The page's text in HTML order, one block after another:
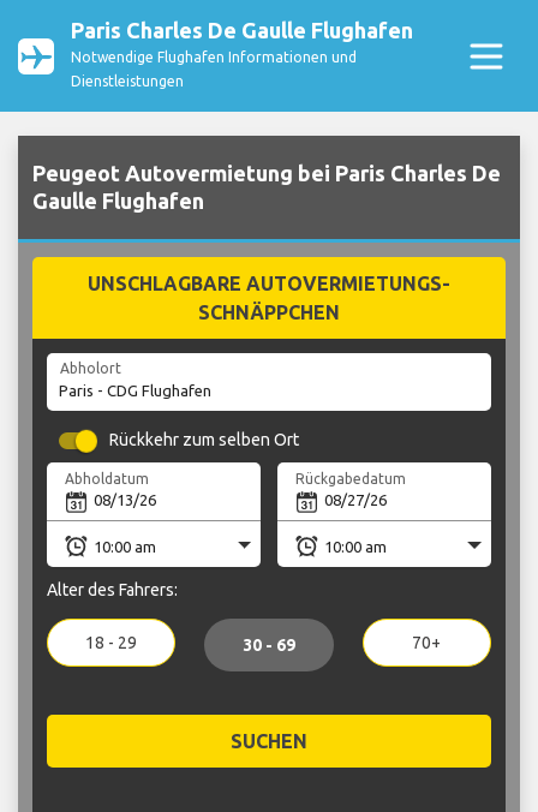
Paris Charles De Gaulle Flughafen
Notwendige Flughafen Informationen und
Dienstleistungen
Peugeot Autovermietung bei Paris Charles De
Gaulle Flughafen
UNSCHLAGBARE AUTOVERMIETUNGS-
SCHNÄPPCHEN
Abholort
Rückkehr zum selben Ort
Abholdatum Rückgabedatum
Alter des Fahrers:
18 - 29 30 - 69 70+
SUCHEN